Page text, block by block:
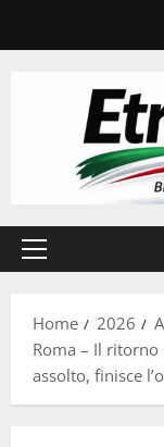
Menu
Home
2026
Roma – Il ritorno
assolto, finisce